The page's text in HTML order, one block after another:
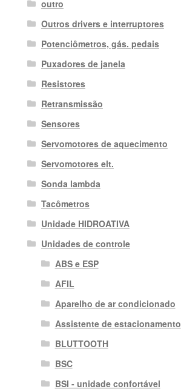
outro
Outros drivers e interruptores
Potenciômetros, gás. pedais
Puxadores de janela
Resistores
Retransmissão
Sensores
Servomotores de aquecimento
Servomotores elt.
Sonda lambda
Tacômetros
Unidade HIDROATIVA
Unidades de controle
ABS e ESP
AFIL
Aparelho de ar condicionado
Assistente de estacionamento
BLUTTOOTH
BSC
BSI - unidade confortável